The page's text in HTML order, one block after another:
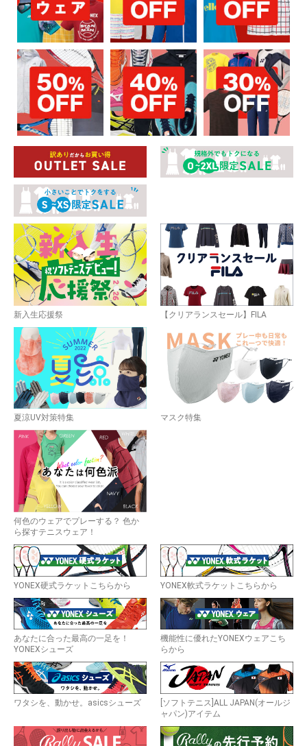
お買い物を続ける カートへ進む
新入生応援祭 【クリアランスセール】FILA
夏涼UV対策特集 マスク特集
何色のウェアでプレーする？ 色か
ら探すテニスウェア！
YONEX硬式ラケットこちらから YONEX軟式ラケットこちらから
あなたに合った最高の一足を！
YONEXシューズ
機能性に優れたYONEXウェアこち
らから
ワタシを、動かせ。asicsシューズ
[ソフトテニス]ALL JAPAN(オールジ
ャパン)アイテム